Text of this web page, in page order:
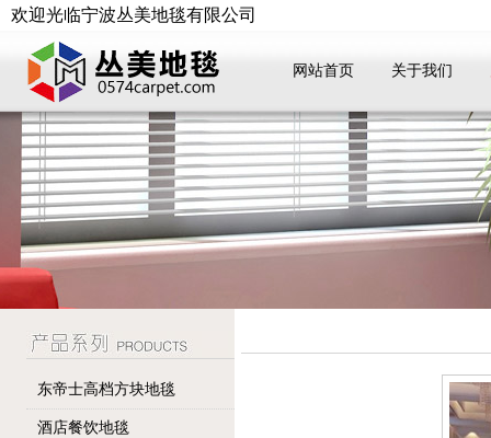
欢迎光临宁波丛美地毯有限公司
网站首页 关于我们
东帝士高档方块地毯
酒店餐饮地毯